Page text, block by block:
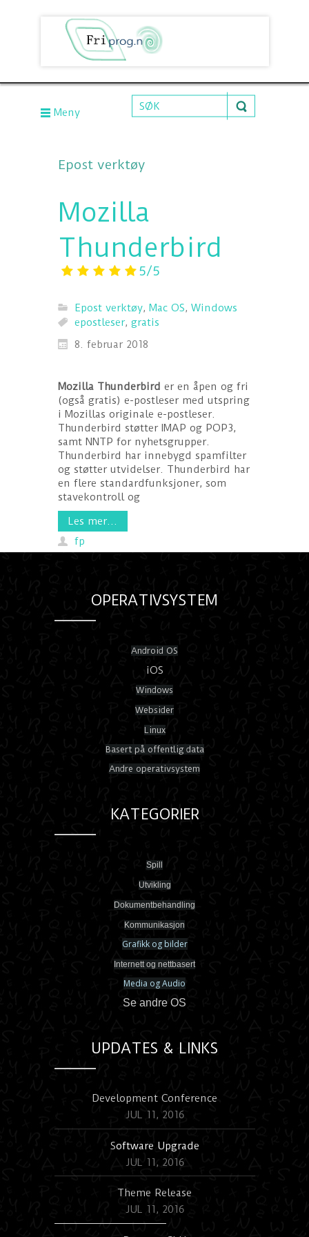
Meny
Epost verktøy
Mozilla
Thunderbird
5/5
Epost verktøy, Mac OS, Windows
epostleser, gratis
8. februar 2018
Mozilla Thunderbird er en åpen og fri
(også gratis) e-postleser med utspring
i Mozillas originale e-postleser.
Thunderbird støtter IMAP og POP3,
samt NNTP for nyhetsgrupper.
Thunderbird har innebygd spamfilter
og støtter utvidelser. Thunderbird har
en flere standardfunksjoner, som
stavekontroll og
Les mer...
fp
OPERATIVSYSTEM
Android OS
iOS
Windows
Websider
Linux
Basert på offentlig data
Andre operativsystem
KATEGORIER
Spill
Utvikling
Dokumentbehandling
Kommunikasjon
Grafikk og bilder
Internett og nettbasert
Media og Audio
Se andre OS
UPDATES & LINKS
Development Conference
JUL 11, 2016
Software Upgrade
JUL 11, 2016
Theme Release
JUL 11, 2016